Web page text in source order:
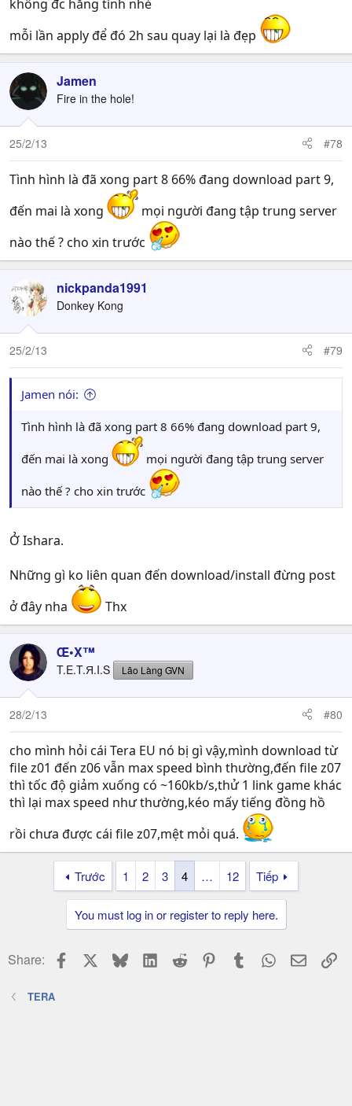
không đc hẵng tính nhé
mỗi lần apply để đó 2h sau quay lại là đẹp
Jamen
Fire in the hole!
25/2/13 #78
Tình hình là đã xong part 8 66% đang download part 9,
đến mai là xong
mọi người đang tập trung server
nào thế ? cho xin trước
nickpanda1991
Donkey Kong
25/2/13 #79
Jamen nói:
Tình hình là đã xong part 8 66% đang download part 9,
đến mai là xong mọi người đang tập trung server
nào thế ? cho xin trước
Ở Ishara.
Những gì ko liên quan đến download/install đừng post
ở đây nha
Thx
Œ•X™
T.E.T.Я.I.S Lão Làng GVN
28/2/13 #80
cho mình hỏi cái Tera EU nó bị gì vậy,mình download từ
file z01 đến z06 vẫn max speed bình thường,đến file z07
thì tốc độ giảm xuống có ~160kb/s,thử 1 link game khác
thì lại max speed như thường,kéo mấy tiếng đồng hồ
rồi chưa được cái file z07,mệt mỏi quá.
Trước 1 2 3 4 … 12 Tiếp
You must log in or register to reply here.
Share: Facebook BlueskyLinkedIn
Reddit PinterestTumblr WhatsApp
Email
TERA